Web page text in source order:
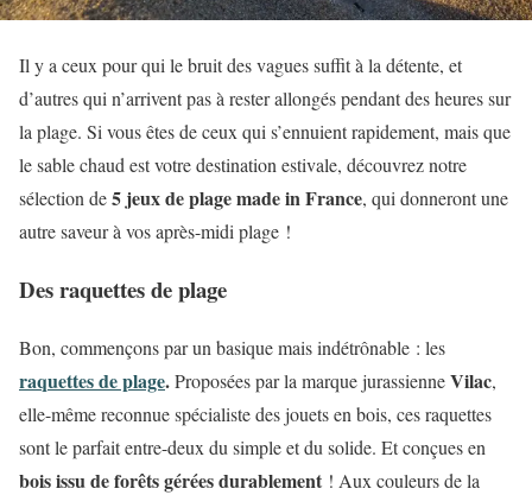
Il y a ceux pour qui le bruit des vagues suffit à la détente, et
d’autres qui n’arrivent pas à rester allongés pendant des heures sur
la plage. Si vous êtes de ceux qui s’ennuient rapidement, mais que
le sable chaud est votre destination estivale, découvrez notre
sélection de5 jeux de plage made in France, qui donneront une
autre saveur à vos après-midi plage !
Des raquettes de plage
Bon, commençons par un basique mais indétrônable : les
raquettes de plage.Proposées par la marque jurassienneVilac,
elle-même reconnue spécialiste des jouets en bois, ces raquettes
sont le parfait entre-deux du simple et du solide. Et conçues en
bois issu de forêts gérées durablement ! Aux couleurs de la